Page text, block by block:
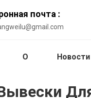
почта :
О Новости